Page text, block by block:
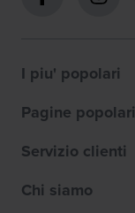
I piu' popolari
Pagine popolari
Servizio clienti
Chi siamo